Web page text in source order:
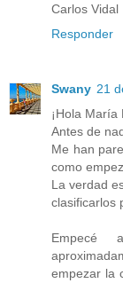
Carlos Vidal
Responder
Swany 21
¡Hola María
Antes de
Me han
como
La verdad
clasificarlos
Empecé
empezar la